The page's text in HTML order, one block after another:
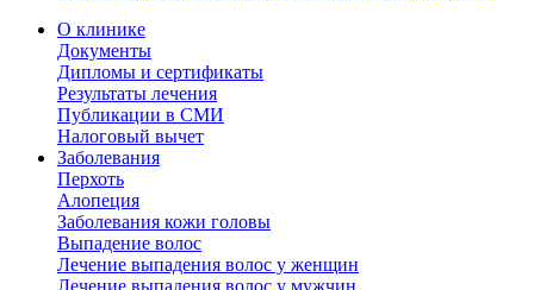
О клинике
Документы
Дипломы и сертификаты
Результаты лечения
Публикации в СМИ
Налоговый вычет
Заболевания
Перхоть
Алопеция
Заболевания кожи головы
Выпадение волос
Лечение выпадения волос у женщин
Лечение выпадения волос у мужчин